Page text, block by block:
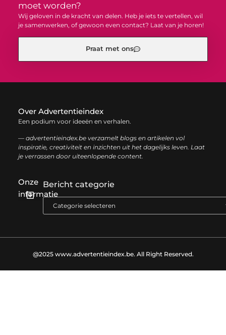
moet worden?
Wij geloven in de kracht van delen. Heb je iets te vertellen, wil
je samenwerken, of gewoon even contact? Laat van je horen!
Praat met ons
Over Advertentieindex
Een podium voor ideeën en verhalen.
— advertentieindex.be verzamelt blogs en artikelen vol
inspiratie, creativiteit en inzichten uit het dagelijks leven. Laat
je verrassen door uiteenlopende content.
Onze
informatie
Bericht categorie
@2025 www.advertentieindex.be. All Right Reserved.​